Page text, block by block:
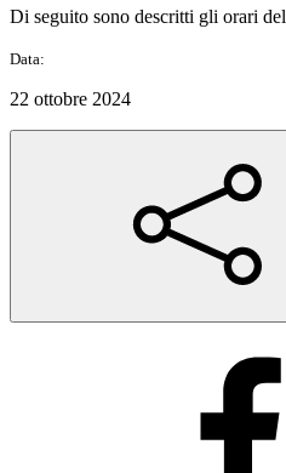
Di seguito sono descritti gli orari
Data:
22 ottobre 2024